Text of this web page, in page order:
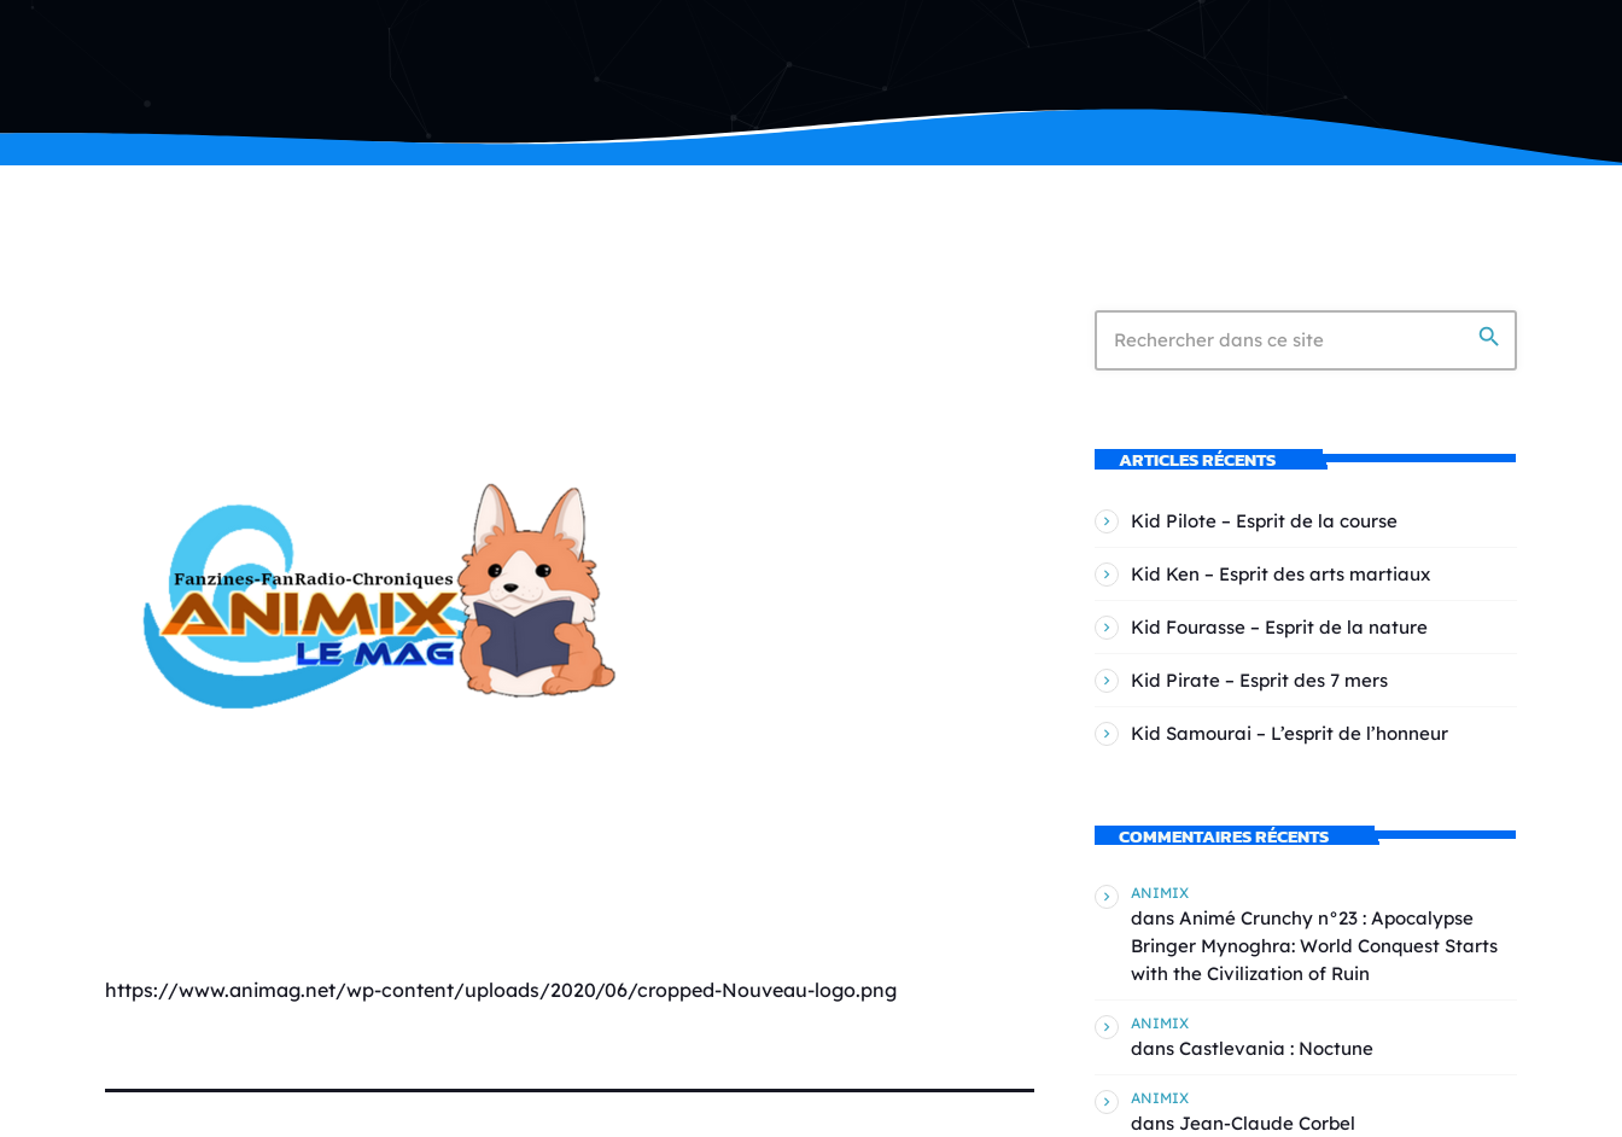
https://www.animag.net/wp-content/uploads/2020/06/cropped-Nouveau-logo.png
search
ARTICLES RÉCENTS
Kid Pilote – Esprit de la course
Kid Ken – Esprit des arts martiaux
Kid Fourasse – Esprit de la nature
Kid Pirate – Esprit des 7 mers
Kid Samourai – L’esprit de l’honneur
COMMENTAIRES RÉCENTS
ANIMIX
dans Animé Crunchy n°23 : Apocalypse
Bringer Mynoghra: World Conquest Starts
with the Civilization of Ruin
ANIMIX
dans Castlevania : Noctune
ANIMIX
dans Jean-Claude Corbel